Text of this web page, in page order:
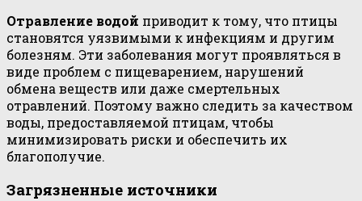
Отравление водой приводит к тому, что птицы
становятся уязвимыми к инфекциям и другим
болезням. Эти заболевания могут проявляться в
виде проблем с пищеварением, нарушений
обмена веществ или даже смертельных
отравлений. Поэтому важно следить за качеством
воды, предоставляемой птицам, чтобы
минимизировать риски и обеспечить их
благополучие.
Загрязненные источники